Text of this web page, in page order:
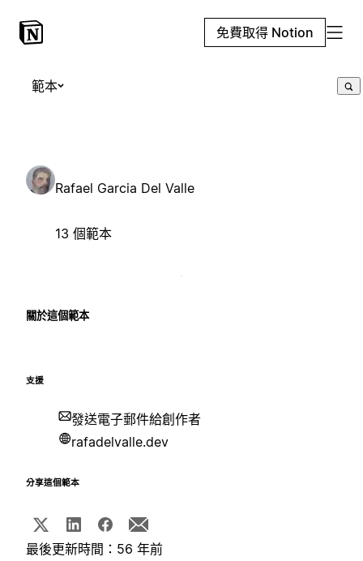
免費取得 Notion
範本
Rafael Garcia Del Valle
13 個範本
關於這個範本
支援
發送電子郵件給創作者
rafadelvalle.dev
分享這個範本
最後更新時間：56 年前